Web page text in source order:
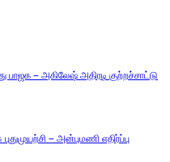
– அகிலேஷ் அதிரடி குற்றச்சாட்டு
– அன்புமணி எதிர்ப்பு